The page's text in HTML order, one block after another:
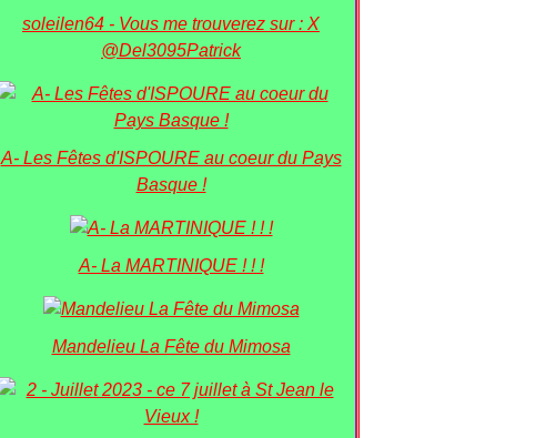
soleilen64 - Vous me trouverez sur : X
@Del3095Patrick
A- Les Fêtes d'ISPOURE au coeur du Pays
Basque !
A- La MARTINIQUE ! ! !
Mandelieu La Fête du Mimosa